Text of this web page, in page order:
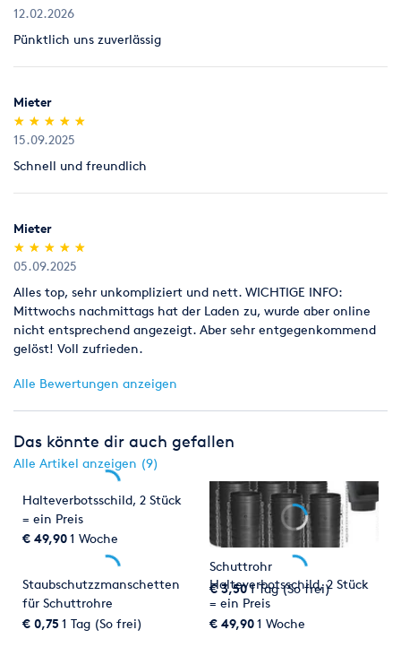
ungeöffnet (kein Anbruch).
Legitimation
Als Neukunde bitten wir Sie einen gültigen amtlichen
(Personalausweis).
12.02.2026
Pünktlich uns zuverlässig
Mieter
(*)
★
★
(*) ★
★
(*) ★
★
(*) ★
★
(*) ★
★
15.09.2025
Schnell und freundlich
Mieter
(*)
★
★
(*) ★
★
(*) ★
★
(*) ★
★
(*) ★
★
05.09.2025
Alles top, sehr unkompliziert und nett. WICHTIGE INFO:
Mittwochs nachmittags hat der Laden zu, wurde aber online
nicht entsprechend angezeigt. Aber sehr entgegenkommend
gelöst! Voll zufrieden.
Alle Bewertungen anzeigen
Das könnte dir auch gefallen
Alle Artikel anzeigen (9)
Halteverbotsschild, 2 Stück
= ein Preis
€ 49,901 Woche
Schuttrohr
€ 3,501 Tag (So frei)
Staubschutzzmanschetten
für Schuttrohre
€ 0,751 Tag (So frei)
Halteverbotsschild, 2 Stück
= ein Preis
€ 49,901 Woche